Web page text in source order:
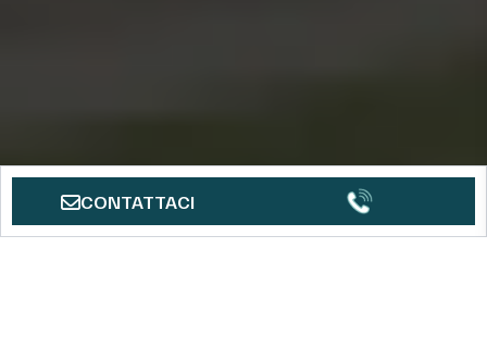
CONTATTACI